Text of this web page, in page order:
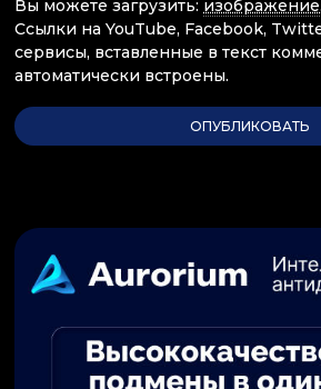
Вы можете загрузить: изображение,
Ссылки на YouTube, Facebook,
сервисы, вставленные в текст
автоматически встроены.